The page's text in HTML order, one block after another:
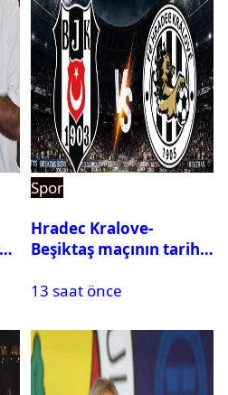
Spor
Hradec Kralove-
Beşiktaş maçının tarihi
13 saat önce